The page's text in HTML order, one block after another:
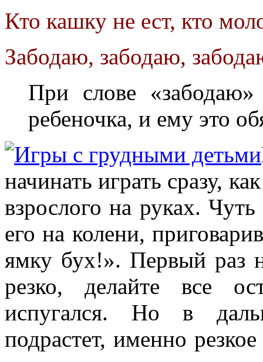
Кто кашку не ест, кто
Забодаю, забодаю,
При слове
ребеночка, и ему это
начинать играть сразу,
взрослого на руках.
его на колени,
ямку бух!». Первый раз
резко, делайте все
испугался. Но в
подрастет, именно